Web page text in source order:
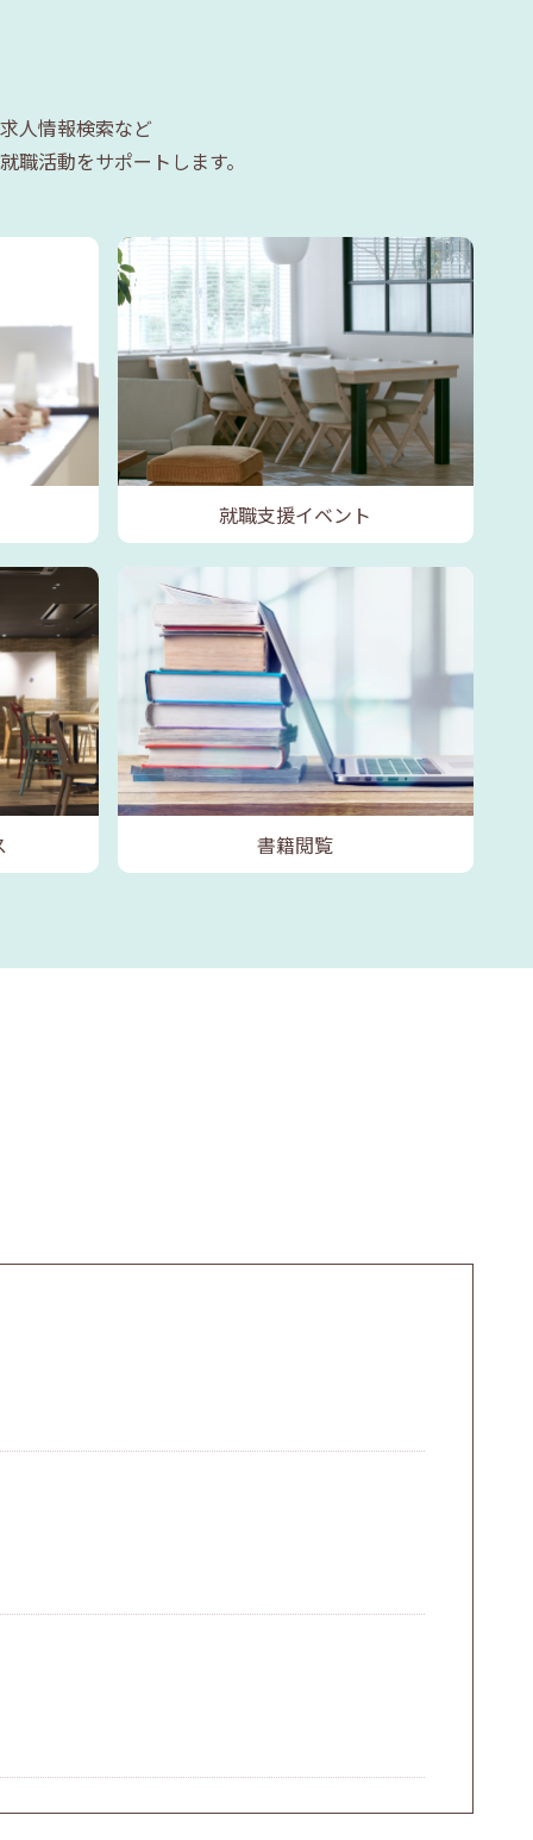
人情報検索など
活動をサポートします。
就職支援イベント
書籍閲覧